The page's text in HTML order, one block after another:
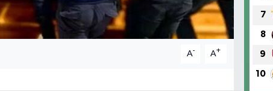
A- A+
7
8
9
10